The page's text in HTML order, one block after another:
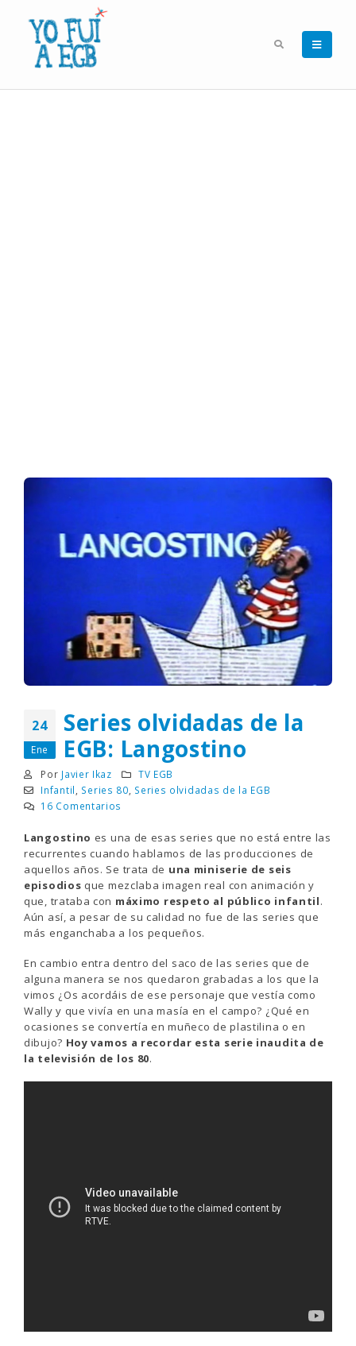
24
Ene
Series olvidadas de la
EGB: Langostino
Por Javier Ikaz
TV EGB
Infantil
Series 80 Series olvidadas de la EGB
16 Comentarios
Langostino es una de esas series que no está entre las
recurrentes cuando hablamos de las producciones de
aquellos años. Se trata de una miniserie de seis
episodios que mezclaba imagen real con animación y
que, trataba con máximo respeto al público infantil.
Aún así, a pesar de su calidad no fue de las series que
más enganchaba a los pequeños.
En cambio entra dentro del saco de las series que de
alguna manera se nos quedaron grabadas a los que la
vimos ¿Os acordáis de ese personaje que vestía como
Wally y que vivía en una masía en el campo? ¿Qué en
ocasiones se convertía en muñeco de plastilina o en
dibujo? Hoy vamos a recordar esta serie inaudita de
la televisión de los 80.